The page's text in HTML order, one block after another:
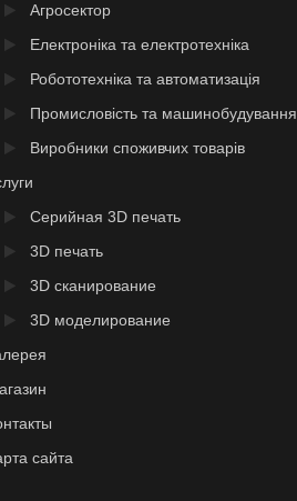
Агросектор
Електроніка та електротехніка
Робототехніка та автоматизація
Промисловість та машинобудування
Виробники споживчих товарів
Серийная 3D печать
3D печать
3D сканирование
3D моделирование
сайта